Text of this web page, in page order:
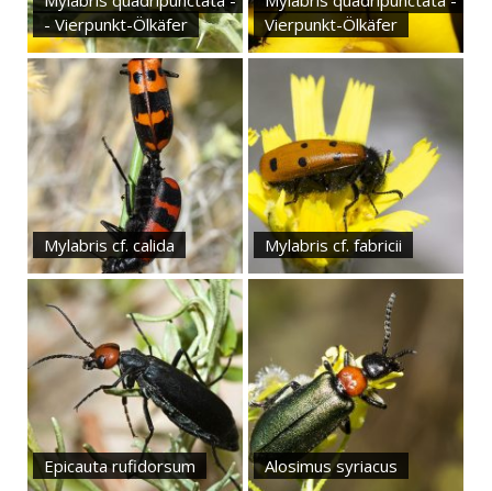
- Vierpunkt-Ölkäfer
Vierpunkt-Ölkäfer
Mylabris cf. calida Mylabris cf. fabricii
Epicauta rufidorsum Alosimus syriacus